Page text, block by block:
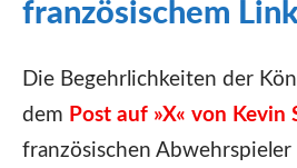
französischem
Die Begehrlichkeiten der
dem Post auf »X« von Kevin
französischen